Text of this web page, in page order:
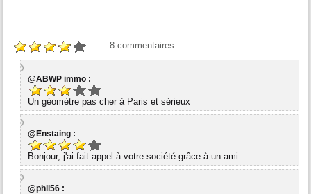
8 commentaires
@ABWP immo :
Un géomètre pas cher à Paris et sérieux
@Enstaing :
Bonjour, j'ai fait appel à votre société grâce à un ami
@phil56 :